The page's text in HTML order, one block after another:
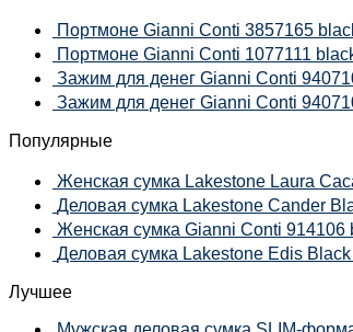
Портмоне Gianni Conti 3857165
Портмоне Gianni Conti 1077111
Зажим для денег Gianni Conti
Зажим для денег Gianni Conti
Популярные
Женская сумка Lakestone Laura
Деловая сумка Lakestone Cander
Женская сумка Gianni Conti 914106
Деловая сумка Lakestone Edis Black
Лучшее